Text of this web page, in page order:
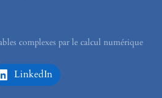
complexes par le calcul numérique
LinkedIn